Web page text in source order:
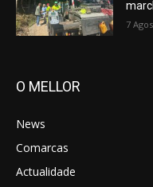
7
O MELLOR
News
Comarcas
Actualidade